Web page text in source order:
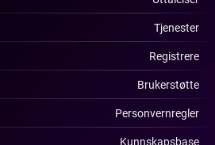
Tjenester
Registrere
Brukerstøtte
Personvernregler
Kunnskapsbase